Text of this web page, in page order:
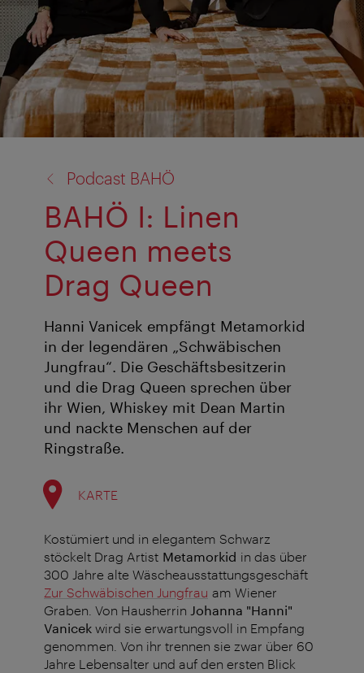
Podcast BAHÖ
BAHÖ I: Linen
Queen meets
Drag Queen
Hanni Vanicek empfängt Metamorkid
in der legendären „Schwäbischen
Jungfrau“. Die Geschäftsbesitzerin
und die Drag Queen sprechen über
ihr Wien, Whiskey mit Dean Martin
und nackte Menschen auf der
Ringstraße.
KARTE
Kostümiert und in elegantem Schwarz
stöckelt Drag Artist Metamorkid in das über
300 Jahre alte Wäscheausstattungsgeschäft
Zur Schwäbischen Jungfrau am Wiener
Graben. Von Hausherrin Johanna "Hanni"
Vanicek wird sie erwartungsvoll in Empfang
genommen. Von ihr trennen sie zwar über 60
Jahre Lebensalter und auf den ersten Blick